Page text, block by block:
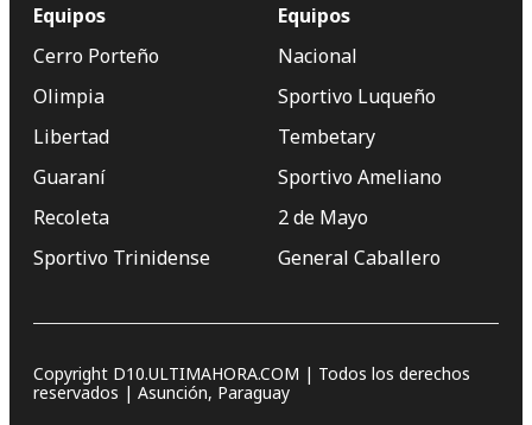
Equipos
Cerro Porteño
Olimpia
Libertad
Guaraní
Recoleta
Sportivo Trinidense
Equipos
Nacional
Sportivo Luqueño
Tembetary
Sportivo Ameliano
2 de Mayo
General Caballero
Copyright D10.ULTIMAHORA.COM | Todos los derechos
reservados | Asunción, Paraguay